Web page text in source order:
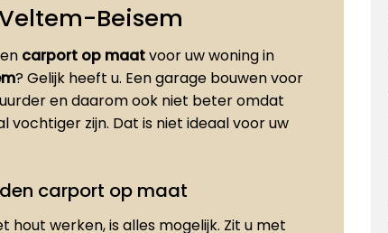
Beisem
carport op maatvoor uw woning in
? Gelijk heeft u. Een garage bouwen voor
en daarom ook niet beter omdat
vochtiger zijn. Dat is niet ideaal voor uw
carport op maat
hout werken, is alles mogelijk. Zit u met